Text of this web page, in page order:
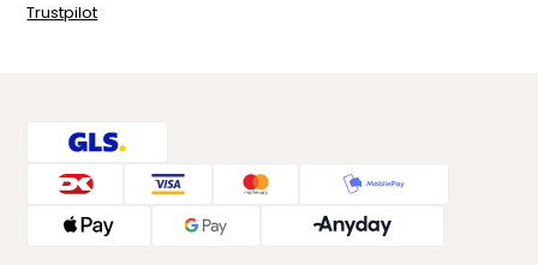
Trustpilot